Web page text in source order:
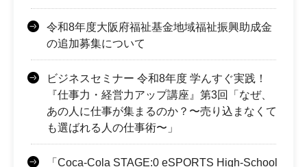
令和8年度大阪府福祉基金地域福祉振興助成金
の追加募集について
ビジネスセミナー 令和8年度 学んすぐ実践！
『仕事力・経営力アップ講座』第3回「なぜ、
あの人に仕事が集まるのか？〜売り込まなくて
も選ばれる人の仕事術〜」
「Coca-Cola STAGE:0 eSPORTS High-School